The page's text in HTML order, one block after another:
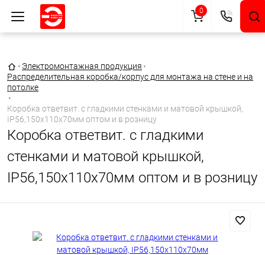
Главная страница
• Электромонтажная продукция •
Распределительная коробка/корпус для монтажа на стене и на
потолке
•
Коробка ответвит. с гладкими стенками и матовой крышкой,
IP56,150х110х70мм оптом и в розницу
Коробка ответвит. с гладкими
стенками и матовой крышкой,
IP56,150х110х70мм оптом и в розницу
0